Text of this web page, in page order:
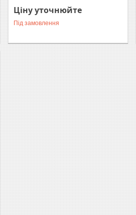
Ціну уточнюйте
Під замовлення